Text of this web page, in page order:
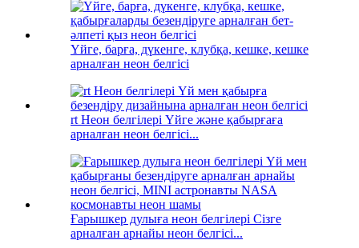
Үйге, барға, дүкенге, клубқа, кешке, кешке
арналған неон белгісі
rt Неон белгілері Үйге және қабырғаға
арналған неон белгісі...
Ғарышкер дулыға неон белгілері Сізге
арналған арнайы неон белгісі...